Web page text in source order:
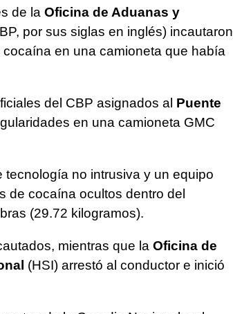
de la Oficina de Aduanas y
por sus siglas en inglés) incautaron
en una camioneta que había
del CBP asignados al Puente
en una camioneta GMC
no intrusiva y un equipo
de cocaína ocultos dentro del
(29.72 kilogramos).
mientras que la Oficina de
(HSI) arrestó al conductor e inició